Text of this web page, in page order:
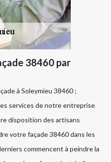
38460 par
à Soleymieu 38460 ;
services de notre entreprise
disposition des artisans
votre façade 38460 dans les
commencent à peindre la